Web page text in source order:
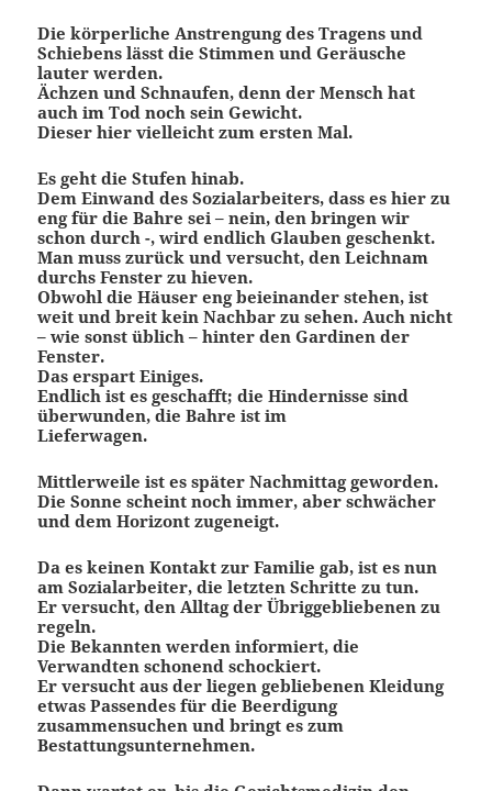
Die körperliche Anstrengung des Tragens und
Schiebens lässt die Stimmen und Geräusche
lauter werden.
Ächzen und Schnaufen, denn der Mensch hat
auch im Tod noch sein Gewicht.
Dieser hier vielleicht zum ersten Mal.
Es geht die Stufen hinab.
Dem Einwand des Sozialarbeiters, dass es hier zu
eng für die Bahre sei – nein, den bringen wir
schon durch -, wird endlich Glauben geschenkt.
Man muss zurück und versucht, den Leichnam
durchs Fenster zu hieven.
Obwohl die Häuser eng beieinander stehen, ist
weit und breit kein Nachbar zu sehen. Auch nicht
– wie sonst üblich – hinter den Gardinen der
Fenster.
Das erspart Einiges.
Endlich ist es geschafft; die Hindernisse sind
überwunden, die Bahre ist im
Lieferwagen.
Mittlerweile ist es später Nachmittag geworden.
Die Sonne scheint noch immer, aber schwächer
und dem Horizont zugeneigt.
Da es keinen Kontakt zur Familie gab, ist es nun
am Sozialarbeiter, die letzten Schritte zu tun.
Er versucht, den Alltag der Übriggebliebenen zu
regeln.
Die Bekannten werden informiert, die
Verwandten schonend schockiert.
Er versucht aus der liegen gebliebenen Kleidung
etwas Passendes für die Beerdigung
zusammensuchen und bringt es zum
Bestattungsunternehmen.